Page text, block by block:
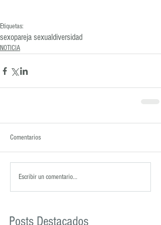
Etiquetas:
sexopareja sexualdiversidad
NOTICIA
Comentarios
Escribir un comentario...
Posts Destacados